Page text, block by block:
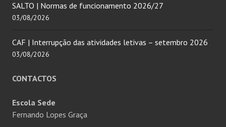
SALTO | Normas de funcionamento 2026/27
03/08/2026
CAF | Interrupção das atividades letivas – setembro 2026
03/08/2026
CONTACTOS
Escola Sede
Fernando Lopes Graça